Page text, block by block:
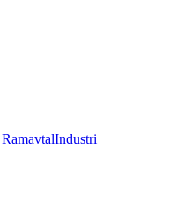
RamavtalIndustri